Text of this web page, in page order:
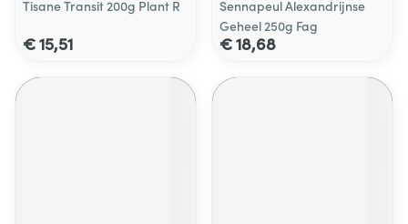
Tisane Transit 200g Plant R
€ 15,51
Sennapeul Alexandrijnse
Geheel 250g Fag
€ 18,68